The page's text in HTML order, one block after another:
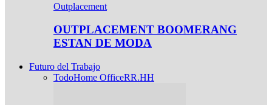
Outplacement
OUTPLACEMENT BOOMERANG
ESTAN DE MODA
Futuro del Trabajo
TodoHome OfficeRR.HH